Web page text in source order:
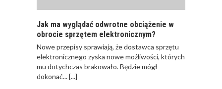
JAK POWINNO
WYGLĄDAĆ
PRAWIDŁOWE
Jak ma wyglądać odwrotne obciążenie w
obrocie sprzętem elektronicznym?
Nowe przepisy sprawiają, że dostawca sprzętu
elektronicznego zyska nowe możliwości, których
mu dotychczas brakowało. Będzie mógł
dokonać...[...]